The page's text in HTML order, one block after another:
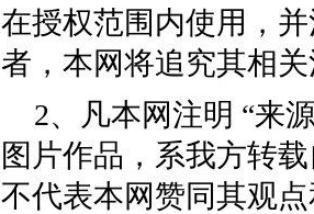
在授权范围内使用，
者，本网将追究其相
2、凡本网注明 “来
图片作品，系我方转
不代表本网赞同其观